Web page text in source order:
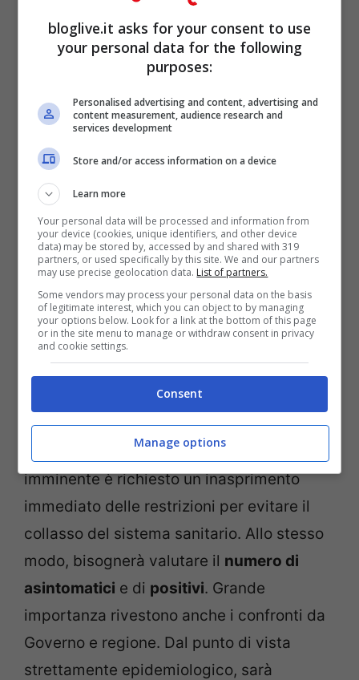
Uno degli argomenti più caldi degli ultimi
giorni è stato, quindi, determinare quali
dovessero essere le zone rosse nel nostro
Paese. Il primo parametro da valutare è
sicuramente l’
che determina il
livello di contagio, ma che bisogna
analizzare settimanalmente per
modo, grande importanza è rivestita dai
posti interapia intensivaoccupati in quel
territorio. Laddove la saturazione fosse
imminente è richiesto un inasprimento
immediato delle restrizioni per evitare il
collasso del sistema sanitario. Allo stesso
modo, bisognerà valutare il numero di
asintomatici e di positivi. Grande
importanza rivestono anche i confronti da
Governo e regione. Dal punto di vista
strettamente epidemiologico, sarà
bloglive.it asks for your consent to use
your personal data for the following
purposes:
Personalised advertising and content, advertising and
content measurement, audience research and
services development
Store and/or access information on a device
Learn more
Your personal data will be processed and information from
your device (cookies, unique identifiers, and other device
data) may be stored by, accessed by and shared with 319
partners, or used specifically by this site. We and our partners
may use precise geolocation data. List of partners.
Some vendors may process your personal data on the basis
of legitimate interest, which you can object to by managing
your options below. Look for a link at the bottom of this page
or in the site menu to manage or withdraw consent in privacy
and cookie settings.
Consent
Manage options